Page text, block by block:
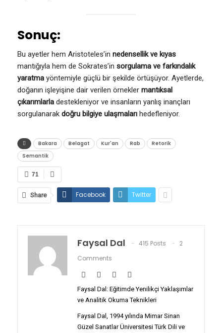
Sonuç:
Bu ayetler hem Aristoteles’in nedensellik ve kıyas
mantığıyla hem de Sokrates’in sorgulama ve farkındalık
yaratma yöntemiyle güçlü bir şekilde örtüşüyor. Ayetlerde,
doğanın işleyişine dair verilen örnekler mantıksal
çıkarımlarla destekleniyor ve insanların yanlış inançları
sorgulanarak doğru bilgiye ulaşmaları hedefleniyor.
Bakara Belagat Kur'an Rab
Retorik
Semantik
71
Share Facebook Twitter
Faysal Dal 415 Posts
2
Comments
Faysal Dal: Eğitimde Yenilikçi Yaklaşımlar
ve Analitik Okuma Teknikleri
Faysal Dal, 1994 yılında Mimar Sinan
Güzel Sanatlar Üniversitesi Türk Dili ve